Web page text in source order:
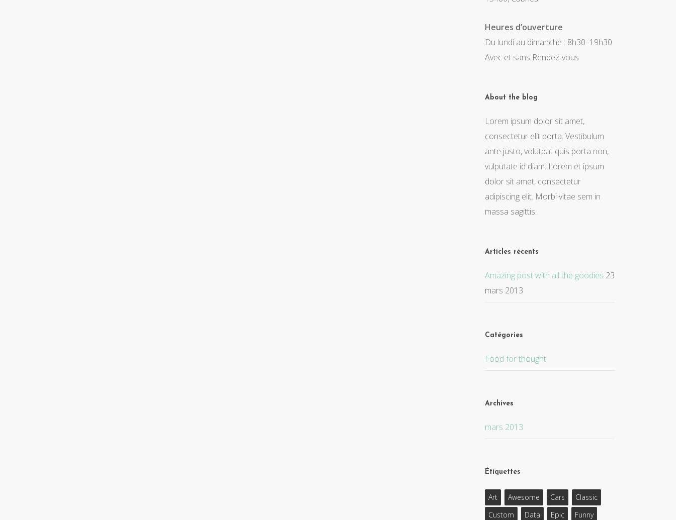
Heures d’ouverture
Du lundi au dimanche : 8h30–19h30
Avec et sans Rendez-vous
About the blog
Lorem ipsum dolor sit amet,
consectetur elit porta. Vestibulum
ante justo, volutpat quis porta non,
vulputate id diam. Lorem et ipsum
dolor sit amet, consectetur
adipiscing elit. Morbi vitae sem in
massa sagittis.
Articles récents
Amazing post with all the goodies 23
mars 2013
Catégories
Food for thought
Archives
mars 2013
Étiquettes
Art Awesome Cars
Classic
Custom
Data Epic
Funny